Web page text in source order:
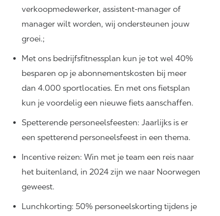
verkoopmedewerker, assistent-manager of
manager wilt worden, wij ondersteunen jouw
groei.;
Met ons bedrijfsfitnessplan kun je tot wel 40%
besparen op je abonnementskosten bij meer
dan 4.000 sportlocaties. En met ons fietsplan
kun je voordelig een nieuwe fiets aanschaffen.
Spetterende personeelsfeesten: Jaarlijks is er
een spetterend personeelsfeest in een thema.
Incentive reizen: Win met je team een reis naar
het buitenland, in 2024 zijn we naar Noorwegen
geweest.
Lunchkorting: 50% personeelskorting tijdens je